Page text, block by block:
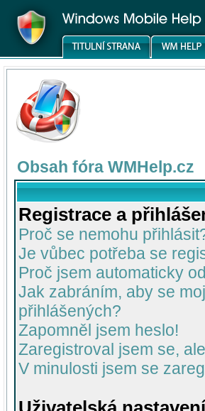
Obsah fóra WMHelp.cz
Registrace a
Proč se nemohu
Je vůbec potřeba se
Proč jsem automaticky
Jak zabráním, aby se
přihlášených?
Zapomněl jsem heslo!
Zaregistroval jsem se,
V minulosti jsem se